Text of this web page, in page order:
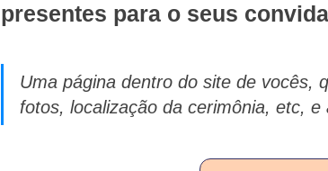
presentes para o seus
Uma página dentro do site de vocês,
fotos, localização da cerimônia, etc, e